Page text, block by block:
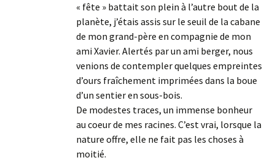
« fête » battait son plein à l’autre bout de la
planète, j’étais assis sur le seuil de la cabane
de mon grand-père en compagnie de mon
ami Xavier. Alertés par un ami berger, nous
venions de contempler quelques empreintes
d’ours fraîchement imprimées dans la boue
d’un sentier en sous-bois.
De modestes traces, un immense bonheur
au coeur de mes racines. C’est vrai, lorsque la
nature offre, elle ne fait pas les choses à
moitié.